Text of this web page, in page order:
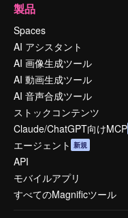
製品
Spaces
AI アシスタント
AI 画像生成ツール
AI 動画生成ツール
AI 音声合成ツール
ストックコンテンツ
Claude/ChatGPT向けMCP
エージェント 新規
API
モバイルアプリ
すべてのMagnificツール